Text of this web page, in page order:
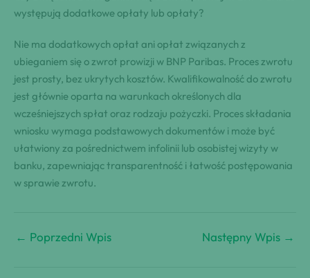
występują dodatkowe opłaty lub opłaty?
Nie ma dodatkowych opłat ani opłat związanych z
ubieganiem się o zwrot prowizji w BNP Paribas. Proces zwrotu
jest prosty, bez ukrytych kosztów. Kwalifikowalność do zwrotu
jest głównie oparta na warunkach określonych dla
wcześniejszych spłat oraz rodzaju pożyczki. Proces składania
wniosku wymaga podstawowych dokumentów i może być
ułatwiony za pośrednictwem infolinii lub osobistej wizyty w
banku, zapewniając transparentność i łatwość postępowania
w sprawie zwrotu.
← Poprzedni Wpis Następny Wpis →